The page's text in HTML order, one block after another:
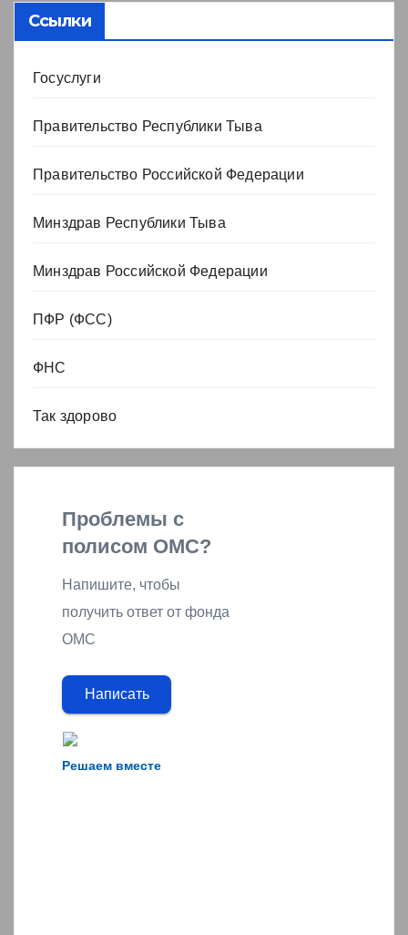
Ссылки
Госуслуги
Правительство Республики Тыва
Правительство Российской Федерации
Минздрав Республики Тыва
Минздрав Российской Федерации
ПФР (ФСС)
ФНС
Так здорово
Решаем вместе
Проблемы с
полисом ОМС?
Напишите, чтобы
получить ответ от фонда
ОМС
Написать